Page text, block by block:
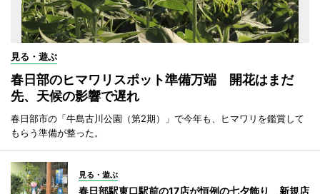
見る・遊ぶ
春日部のヒマワリスポット準備万端 開花はまだ
先、天候の影響で遅れ
春日部市の「牛島古川公園（第2期）」で今年も、ヒマワリを鑑賞して
もらう準備が整った。
見る・遊ぶ
春日部駅東口駅前の17店が恒例の七夕飾り 新規店